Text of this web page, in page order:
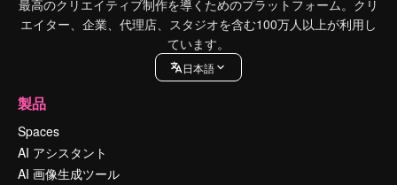
最高のクリエイティブ制作を導くためのプラットフォーム。クリ
エイター、企業、代理店、スタジオを含む100万人以上が利用し
ています。
日本語
製品
Spaces
AI アシスタント
AI 画像生成ツール